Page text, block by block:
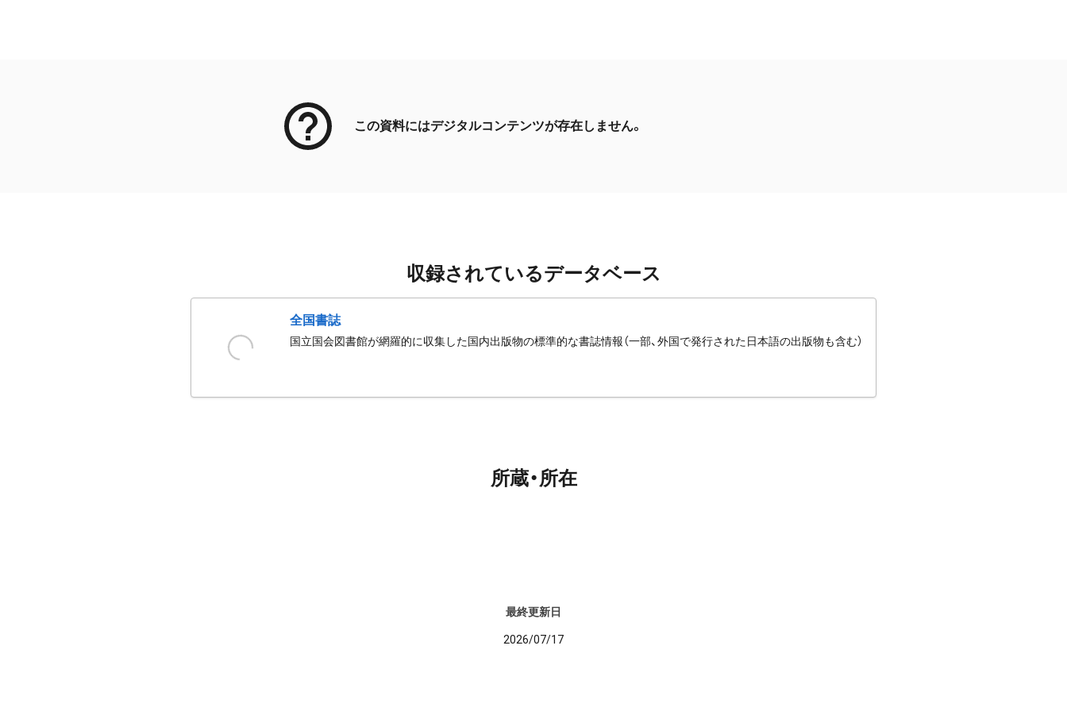
この資料にはデジタルコンテンツが存在しません。
収録されているデータベース
全国書誌
国立国会図書館が網羅的に収集した国内出版物の標準的な書誌情報（一部、外国で発行された日本語の出版物も含む）
所蔵・所在
最終更新日
2026/07/17